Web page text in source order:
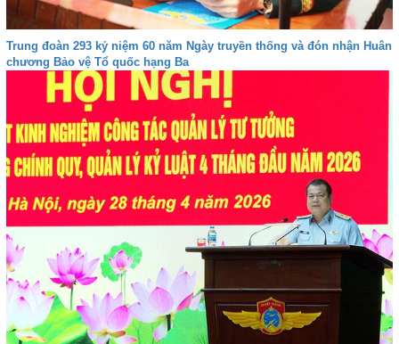
Trung đoàn 293 kỷ niệm 60 năm Ngày truyền thống và đón nhận Huân
chương Bảo vệ Tổ quốc hạng Ba